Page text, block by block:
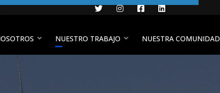
TwitterInstagramFacebookLinkedIn
NUESTRO TRABAJO NUESTRA COMUNIDAD